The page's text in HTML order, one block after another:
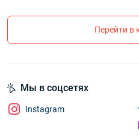
Перейти в
Мы в соцсетях
Instagram